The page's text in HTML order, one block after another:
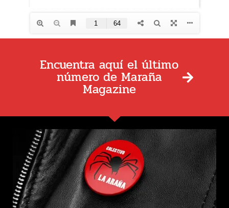
Encuentra aquí el último
número de Maraña
Magazine